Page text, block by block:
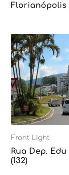
Florianópolis
Front Light
Rua Dep.
(132)